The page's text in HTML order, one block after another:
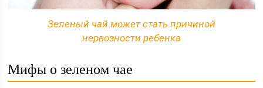
Зеленый чай может стать причиной
нервозности ребенка
Мифы о зеленом чае